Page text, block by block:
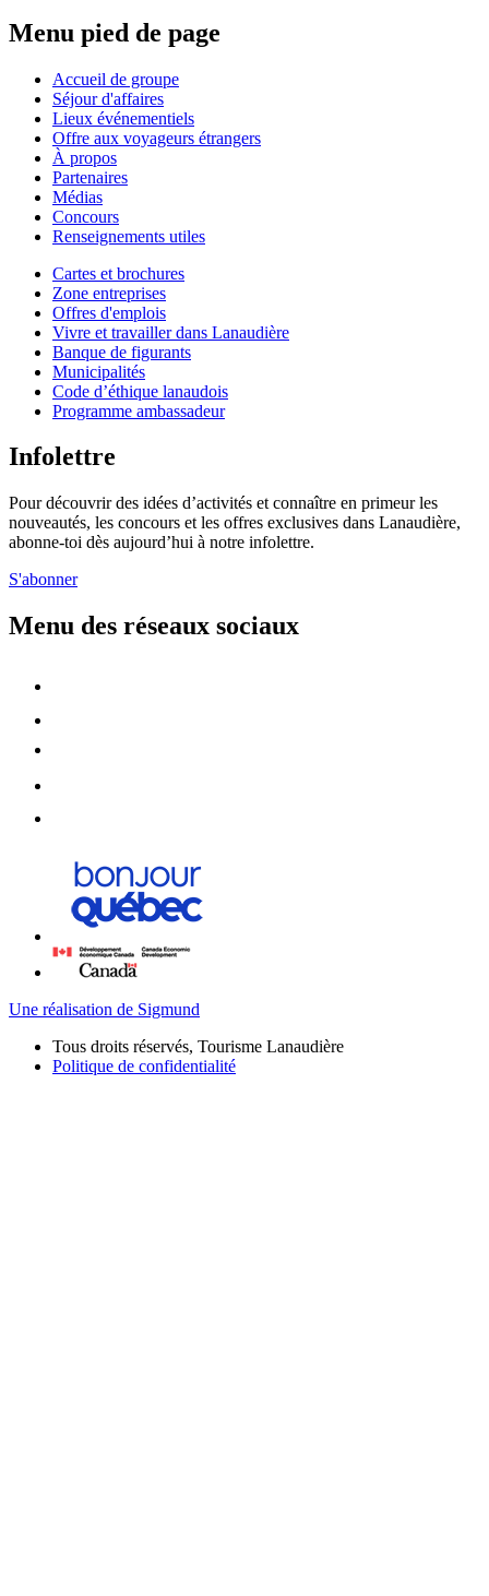
Menu pied de page
Accueil de groupe
Séjour d'affaires
Lieux événementiels
Offre aux voyageurs étrangers
À propos
Partenaires
Médias
Concours
Renseignements utiles
Cartes et brochures
Zone entreprises
Offres d'emplois
Vivre et travailler dans Lanaudière
Banque de figurants
Municipalités
Code d’éthique lanaudois
Programme ambassadeur
Infolettre
Pour découvrir des idées d’activités et connaître en primeur les
nouveautés, les concours et les offres exclusives dans Lanaudière,
abonne-toi dès aujourd’hui à notre infolettre.
S'abonner
Menu des réseaux sociaux
Une réalisation de Sigmund
Tous droits réservés, Tourisme Lanaudière
Politique de confidentialité